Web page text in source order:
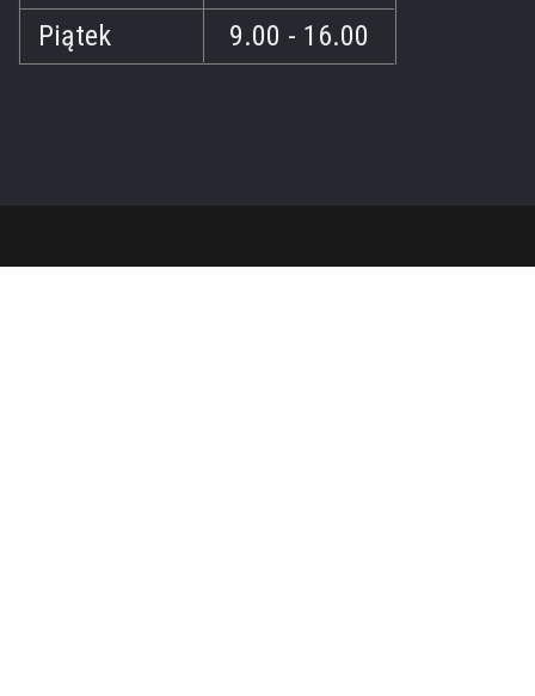
Piątek
9.00 - 16.00